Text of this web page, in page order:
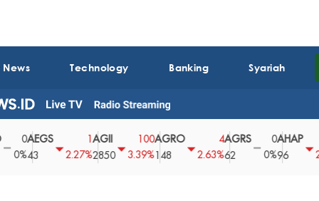
Technology Banking Syariah
AEGS
2.27%2850
100
3.39%
AGRO
148
2.63%
AGRS
62
0AHAP
2.04%